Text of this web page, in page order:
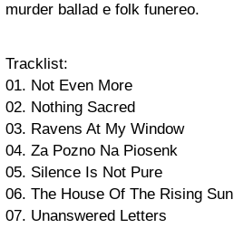
murder ballad e folk funereo.
Tracklist:
01. Not Even More
02. Nothing Sacred
03. Ravens At My Window
04. Za Pozno Na Piosenk
05. Silence Is Not Pure
06. The House Of The Rising Sun
07. Unanswered Letters